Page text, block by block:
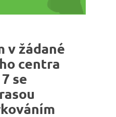
v žádané
centra
se